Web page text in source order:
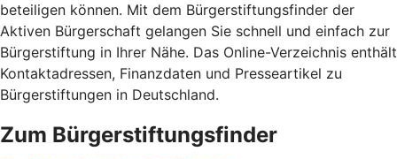
beteiligen können. Mit dem Bürgerstiftungsfinder der
Aktiven Bürgerschaft gelangen Sie schnell und einfach zur
Bürgerstiftung in Ihrer Nähe. Das Online-Verzeichnis enthält
Kontaktadressen, Finanzdaten und Presseartikel zu
Bürgerstiftungen in Deutschland.
Zum Bürgerstiftungsfinder